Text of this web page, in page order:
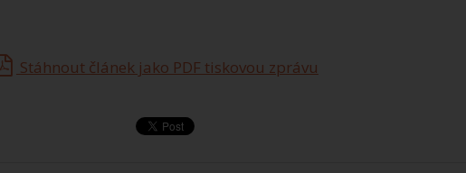
Stáhnout článek jako PDF tiskovou zprávu